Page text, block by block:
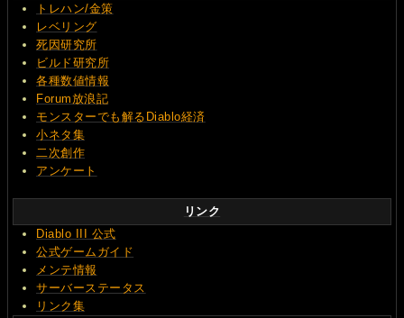
トレハン/金策
レベリング
死因研究所
ビルド研究所
各種数値情報
Forum放浪記
モンスターでも解るDiablo経済
小ネタ集
二次創作
アンケート
リンク
Diablo III 公式
公式ゲームガイド
メンテ情報
サーバーステータス
リンク集